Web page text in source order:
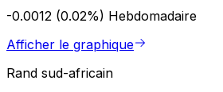
-0.0012 (0.02%) Hebdomadaire
Afficher le graphique
Rand sud-africain